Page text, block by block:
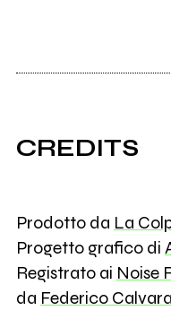
CREDITS
Prodotto da La
Progetto grafico di
Registrato ai Noise
da Federico Calvara